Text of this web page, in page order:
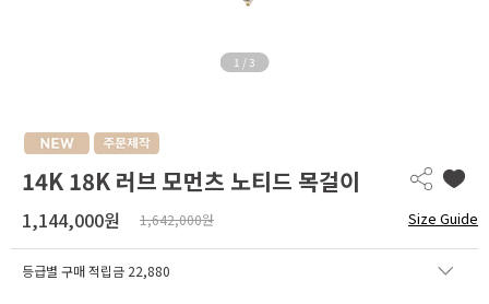
1 / 3
14K 18K 러브 모먼츠 노티드 목걸이
1,144,000원 1,642,000원 Size Guide
등급별 구매 적립금 22,880